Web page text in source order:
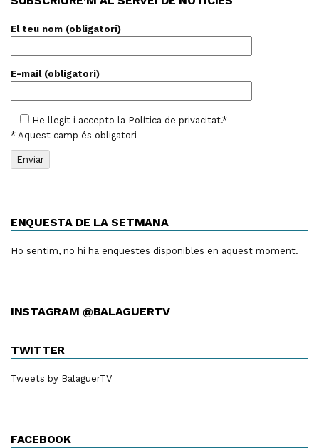
El teu nom (obligatori)
E-mail (obligatori)
He llegit i accepto la Política de privacitat.*
* Aquest camp és obligatori
ENQUESTA DE LA SETMANA
Ho sentim, no hi ha enquestes disponibles en aquest moment.
INSTAGRAM @BALAGUERTV
TWITTER
Tweets by BalaguerTV
FACEBOOK